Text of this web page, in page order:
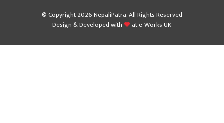
© Copyright 2026 NepaliPatra. All Rights Reserved
Design & Developed with
ate-Works UK